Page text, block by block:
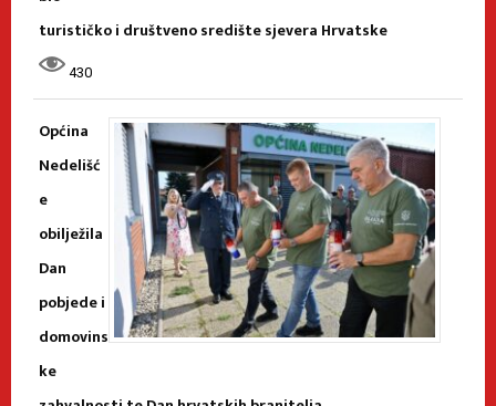
turističko i društveno središte sjevera Hrvatske
430
Općina
Nedelišć
e
obilježila
Dan
pobjede i
domovins
ke